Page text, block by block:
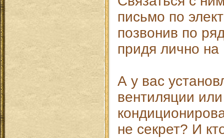
письмо по
позвонив по
придя лично
А у вас
вентиляции или
не секрет? И